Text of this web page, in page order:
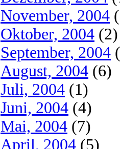
November, 2004
Oktober, 2004 (2)
September, 2004
August, 2004 (6)
Juli, 2004 (1)
Juni, 2004 (4)
Mai, 2004 (7)
April, 2004 (5)